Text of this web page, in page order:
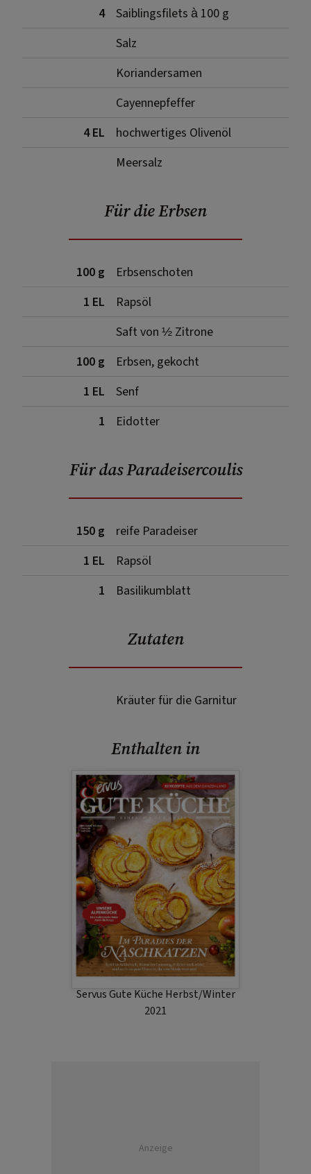
4
Saiblingsfilets à 100 g
Salz
Koriandersamen
Cayennepfeffer
4 EL
hochwertiges Olivenöl
Meersalz
Für die Erbsen
100 g
Erbsenschoten
1 EL
Rapsöl
Saft von ½ Zitrone
100 g
Erbsen, gekocht
1 EL
Senf
1
Eidotter
Für das Paradeisercoulis
150 g
reife Paradeiser
1 EL
Rapsöl
1
Basilikumblatt
Zutaten
Kräuter für die Garnitur
Enthalten in
Servus Gute Küche Herbst/Winter
2021
Anzeige